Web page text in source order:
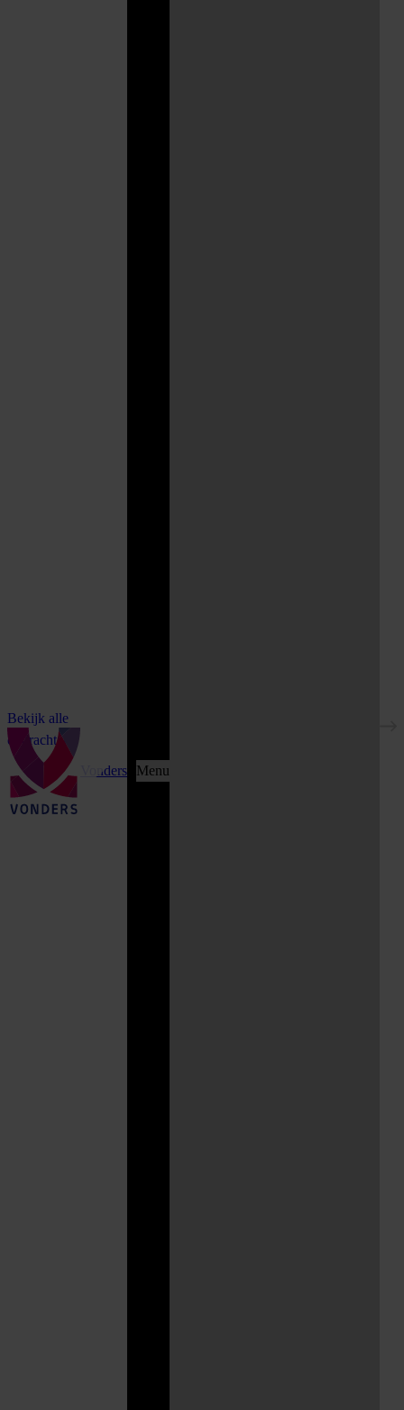
Vonders Menu
Bekijk alle
opdrachten